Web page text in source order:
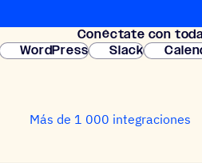
Conéc­tate con
WordPress Slack
Más de 1 000 integraciones